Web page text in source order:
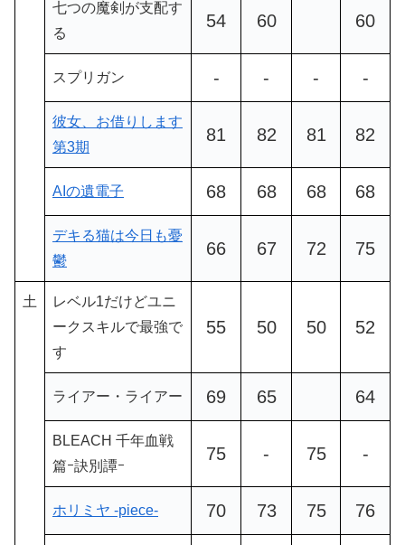
七つの魔剣が支配す
る
54 60 60
スプリガン - - - -
彼女、お借りします
第3期
81 82 81 82
AIの遺電子 68 68 68 68
デキる猫は今日も憂
鬱
66 67 72 75
土
レベル1だけどユニ
ークスキルで最強で
す
55 50 50 52
ライアー・ライアー 69 65 64
BLEACH 千年血戦
篇ｰ訣別譚ｰ
75 - 75 -
ホリミヤ -piece- 70 73 75 76